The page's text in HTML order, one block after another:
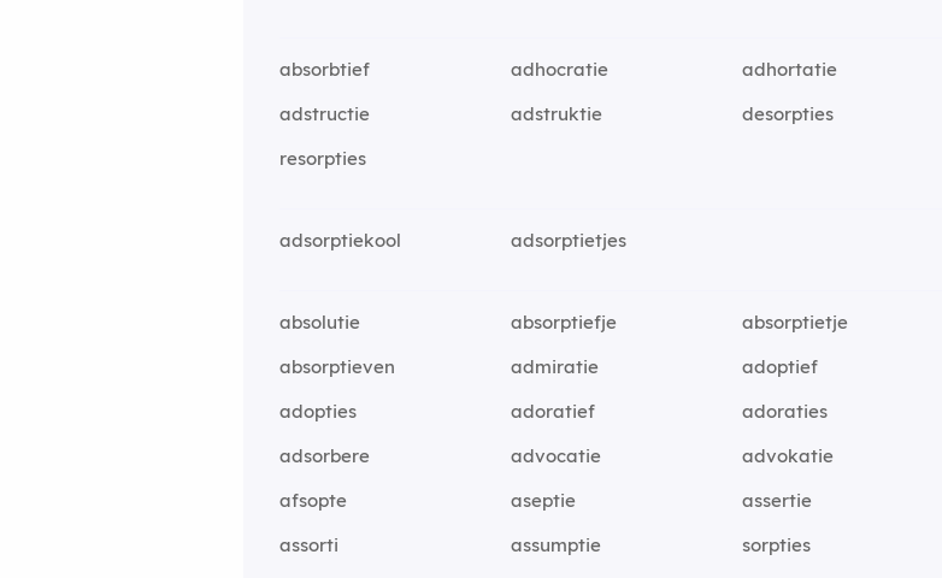
absorbtief adhocratie
adhortatie
adstructie
adstruktie
desorpties
resorpties
adsorptiekool adsorptietjes
absolutie absorptiefje
absorptietje
absorptieven
admiratie
adoptief
adopties
adoratief
adoraties
adsorbere
advocatie
advokatie
afsopte
aseptie
assertie
assorti
assumptie sorpties